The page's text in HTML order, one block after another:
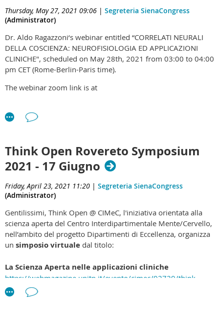
Thursday, May 27, 2021 09:06 | Segreteria SienaCongress
(Administrator)
Dr. Aldo Ragazzoni‘s webinar entitled “CORRELATI NEURALI
DELLA COSCIENZA: NEUROFISIOLOGIA ED APPLICAZIONI
CLINICHE", scheduled on May 28th, 2021 from 03:00 to 04:00
pm CET (Rome-Berlin-Paris time).
The webinar zoom link is at
pwd=RVhjaXFLdUJaaHN2dHduWEptdWxqQT09
Think Open Rovereto Symposium
2021 - 17 Giugno
Friday, April 23, 2021 11:20 | Segreteria SienaCongress
(Administrator)
Gentilissimi, Think Open @ CIMeC, l'iniziativa orientata alla
scienza aperta del Centro Interdipartimentale Mente/Cervello,
nell’ambito del progetto Dipartimenti di Eccellenza, organizza
un simposio virtuale dal titolo:
La Scienza Aperta nelle applicazioni cliniche
https://webmagazine.unitn.it/evento/cimec/92729/think-
open-rovereto-symposium-2021
quando: